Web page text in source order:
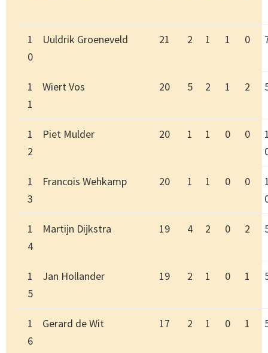
1
0
Uuldrik Groeneveld 21 2 1 1 0
1
1
Wiert Vos 20 5 2 1 2
1
2
Piet Mulder 20 1 1 0 0
1
3
Francois Wehkamp 20 1 1 0 0
1
4
Martijn Dijkstra 19 4 2 0 2
1
5
Jan Hollander 19 2 1 0 1
1
6
Gerard de Wit 17 2 1 0 1